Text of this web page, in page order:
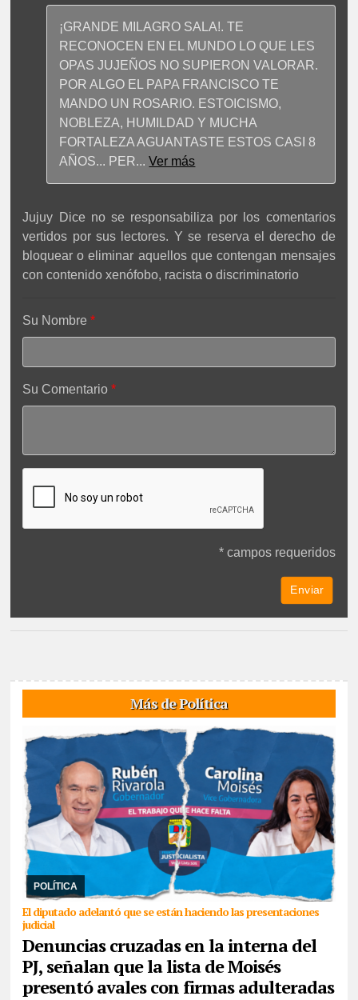
¡GRANDE MILAGRO SALA!. TE
RECONOCEN EN EL MUNDO LO QUE LES
OPAS JUJEÑOS NO SUPIERON VALORAR.
POR ALGO EL PAPA FRANCISCO TE
MANDO UN ROSARIO. ESTOICISMO,
NOBLEZA, HUMILDAD Y MUCHA
FORTALEZA AGUANTASTE ESTOS CASI 8
AÑOS... PER...Ver más
Jujuy Dice no se responsabiliza por los comentarios
vertidos por sus lectores. Y se reserva el derecho de
bloquear o eliminar aquellos que contengan mensajes
con contenido xenófobo, racista o discriminatorio
Su Nombre
Su Comentario
* campos requeridos
Más de Política
POLÍTICA
El diputado adelantó que se están haciendo las presentaciones
judicial
Denuncias cruzadas en la interna del
PJ, señalan que la lista de Moisés
presentó avales con firmas adulteradas
06/08/2026
En conferencia de prensa, Rubén Rivarola trató a la
sampedreña de “delincuente” y señaló que en una reunión que
mantuvo Jenefes y ella, Moisés le adv ...